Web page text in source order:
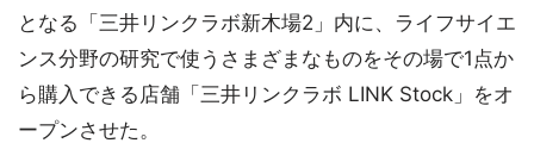
となる「三井リンクラボ新木場2」内に、ライフサイエ
ンス分野の研究で使うさまざまなものをその場で1点か
ら購入できる店舗「三井リンクラボ LINK Stock」をオ
ープンさせた。